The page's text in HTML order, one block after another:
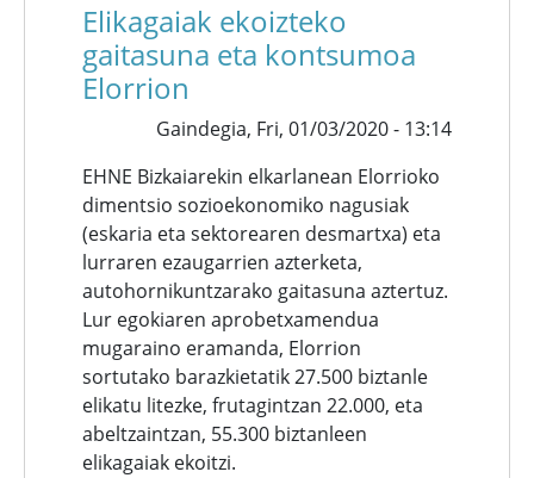
Elikagaiak ekoizteko
gaitasuna eta kontsumoa
Elorrion
Gaindegia, Fri, 01/03/2020 - 13:14
EHNE Bizkaiarekin elkarlanean Elorrioko
dimentsio sozioekonomiko nagusiak
(eskaria eta sektorearen desmartxa) eta
lurraren ezaugarrien azterketa,
autohornikuntzarako gaitasuna aztertuz.
Lur egokiaren aprobetxamendua
mugaraino eramanda, Elorrion
sortutako barazkietatik 27.500 biztanle
elikatu litezke, frutagintzan 22.000, eta
abeltzaintzan, 55.300 biztanleen
elikagaiak ekoitzi.